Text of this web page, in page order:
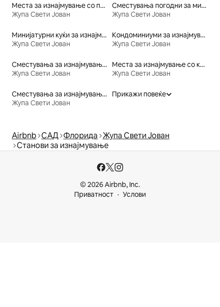
Места за изнајмување со пристап до плажа
Жупа Свети Јован
Сместувања погодни за миленичиња
Жупа Свети Јован
Минијатурни куќи за изнајмување
Жупа Свети Јован
Кондоминиуми за изнајмување
Жупа Свети Јован
Сместувања за изнајмување со тоалет со пристапна висина
Жупа Свети Јован
Места за изнајмување со кајак
Жупа Свети Јован
Сместувања за изнајмување со кревет со пристапна висина
Жупа Свети Јован
Прикажи повеќе
Airbnb САД Флорида Жупа Свети Јован
Станови за изнајмување
© 2026 Airbnb, Inc.
Приватност
Услови